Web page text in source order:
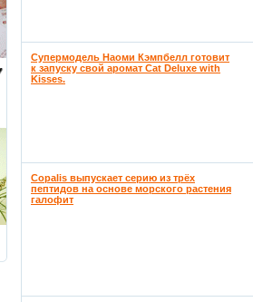
Супермодель Наоми Кэмпбелл готовит
к запуску свой аромат Cat Deluxe with
Kisses.
Copalis выпускает серию из трёх
пептидов на основе морского растения
галофит